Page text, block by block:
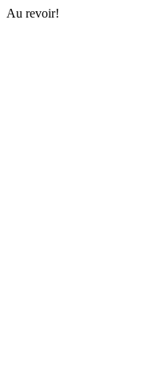
Au revoir!